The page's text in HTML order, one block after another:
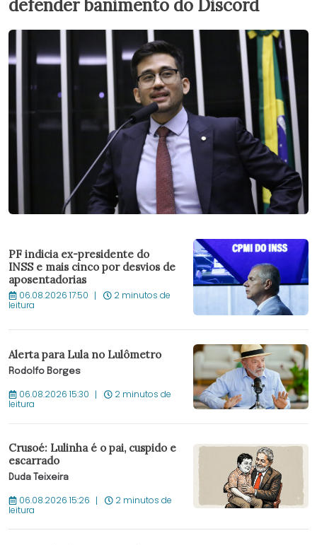
defender banimento do Discord
PF indicia ex-presidente do
INSS e mais cinco por desvios de
aposentadorias
06.08.2026 17:50 2 minutos de
leitura
Alerta para Lula no Lulômetro
Rodolfo Borges
06.08.2026 15:30 2 minutos de
leitura
Crusoé: Lulinha é o pai, cuspido e
escarrado
Duda Teixeira
06.08.2026 15:26 2 minutos de
leitura